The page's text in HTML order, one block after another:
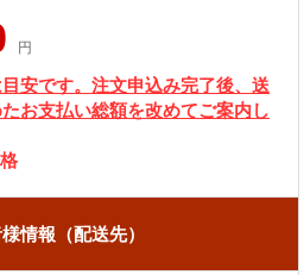
円
安です。注文申込み完了後、送
お支払い総額を改めてご案内し
情報（配送先）